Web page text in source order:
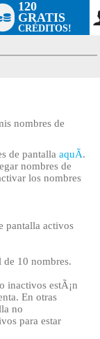
120
GRATIS
CRÉDITOS!
nombres de
de pantallaaquÃ­.
nombres de
los nombres
pantalla activos
de 10 nombres.
inactivos estÃ¡n
En otras
no
para estar